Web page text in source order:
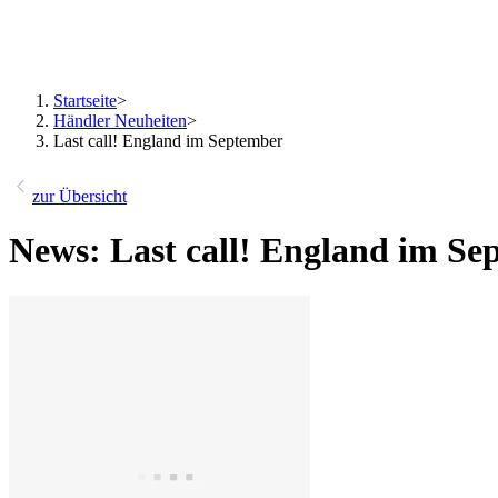
Startseite>
Händler Neuheiten>
Last call! England im September
zur Übersicht
News: Last call! England im